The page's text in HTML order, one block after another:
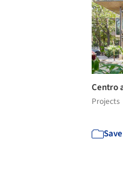
Centro
Projects
Save